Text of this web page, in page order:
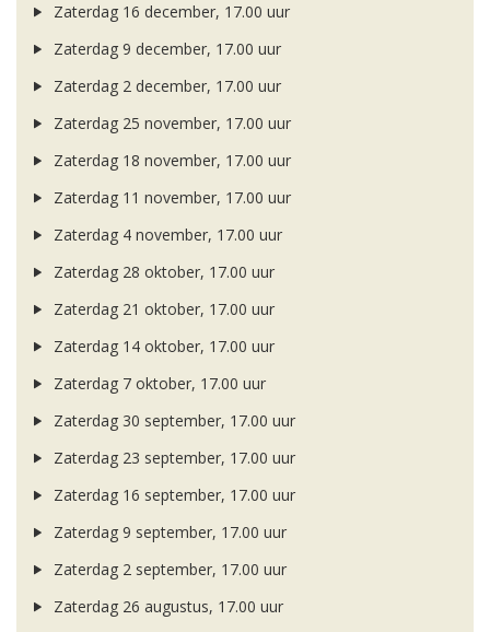
Zaterdag 16 december, 17.00 uur
Zaterdag 9 december, 17.00 uur
Zaterdag 2 december, 17.00 uur
Zaterdag 25 november, 17.00 uur
Zaterdag 18 november, 17.00 uur
Zaterdag 11 november, 17.00 uur
Zaterdag 4 november, 17.00 uur
Zaterdag 28 oktober, 17.00 uur
Zaterdag 21 oktober, 17.00 uur
Zaterdag 14 oktober, 17.00 uur
Zaterdag 7 oktober, 17.00 uur
Zaterdag 30 september, 17.00 uur
Zaterdag 23 september, 17.00 uur
Zaterdag 16 september, 17.00 uur
Zaterdag 9 september, 17.00 uur
Zaterdag 2 september, 17.00 uur
Zaterdag 26 augustus, 17.00 uur